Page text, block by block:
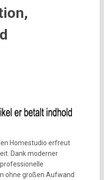
Homestudio erfreut
Dank moderner
ohne großen Aufwand